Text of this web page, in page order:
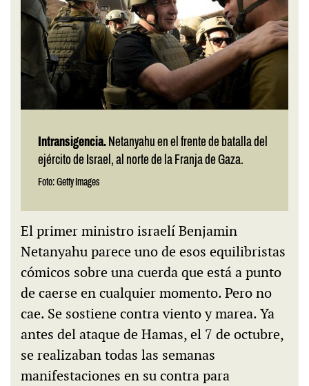
Intransigencia. Netanyahu en el frente de batalla del
ejército de Israel, al norte de la Franja de Gaza.
Foto: Getty Images
El primer ministro israelí Benjamin
Netanyahu parece uno de esos equilibristas
cómicos sobre una cuerda que está a punto
de caerse en cualquier momento. Pero no
cae. Se sostiene contra viento y marea. Ya
antes del ataque de Hamas, el 7 de octubre,
se realizaban todas las semanas
manifestaciones en su contra para